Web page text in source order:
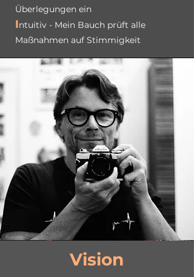
Überlegungen ein
Intuitiv - Mein Bauch prüft alle
Maßnahmen auf Stimmigkeit
Vision